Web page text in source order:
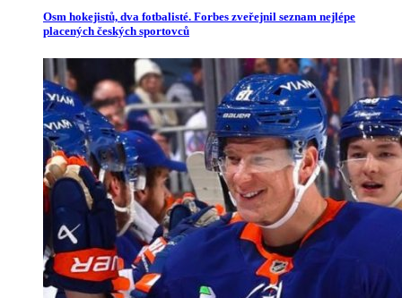
Osm hokejistů, dva fotbalisté. Forbes zveřejnil seznam nejlépe
placených českých sportovců